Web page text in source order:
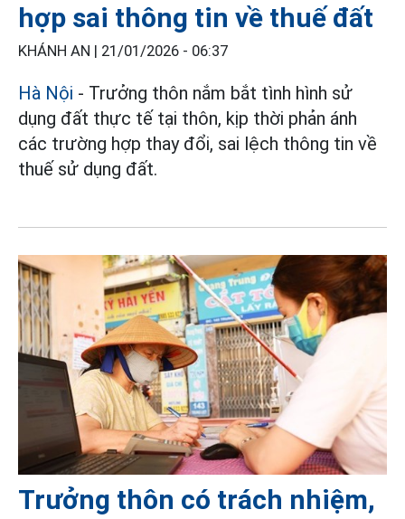
hợp sai thông tin về thuế đất
KHÁNH AN | 21/01/2026 - 06:37
Hà Nội - Trưởng thôn nắm bắt tình hình sử
dụng đất thực tế tại thôn, kịp thời phản ánh
các trường hợp thay đổi, sai lệch thông tin về
thuế sử dụng đất.
Trưởng thôn có trách nhiệm,